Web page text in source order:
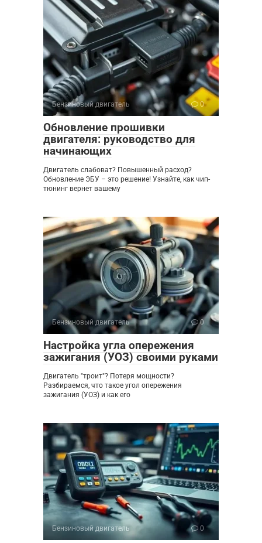
Бензиновый двигатель 0
Обновление прошивки
двигателя: руководство для
начинающих
Двигатель слабоват? Повышенный расход?
Обновление ЭБУ – это решение! Узнайте, как чип-
тюнинг вернет вашему
Бензиновый двигатель 0
Настройка угла опережения
зажигания (УОЗ) своими руками
Двигатель "троит"? Потеря мощности?
Разбираемся, что такое угол опережения
зажигания (УОЗ) и как его
Бензиновый двигатель 0